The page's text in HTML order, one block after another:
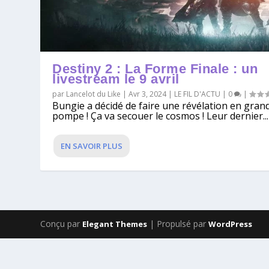
Destiny 2 : La Forme Finale : un
livestream le 9 avril
par Lancelot du Like |Avr 3, 2024| LE FIL D'ACTU | 0 |
Bungie a décidé de faire une révélation en
pompe ! Ça va secouer le cosmos ! Leur dernier...
EN SAVOIR PLUS
Conçu par Elegant Themes | Propulsé parWordPress